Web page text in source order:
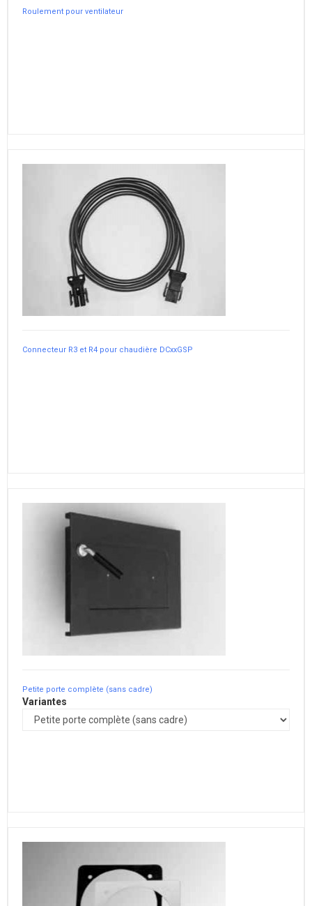
Roulement pour ventilateur
Connecteur R3 et R4 pour chaudière DCxxGSP
Petite porte complète (sans cadre)
Variantes